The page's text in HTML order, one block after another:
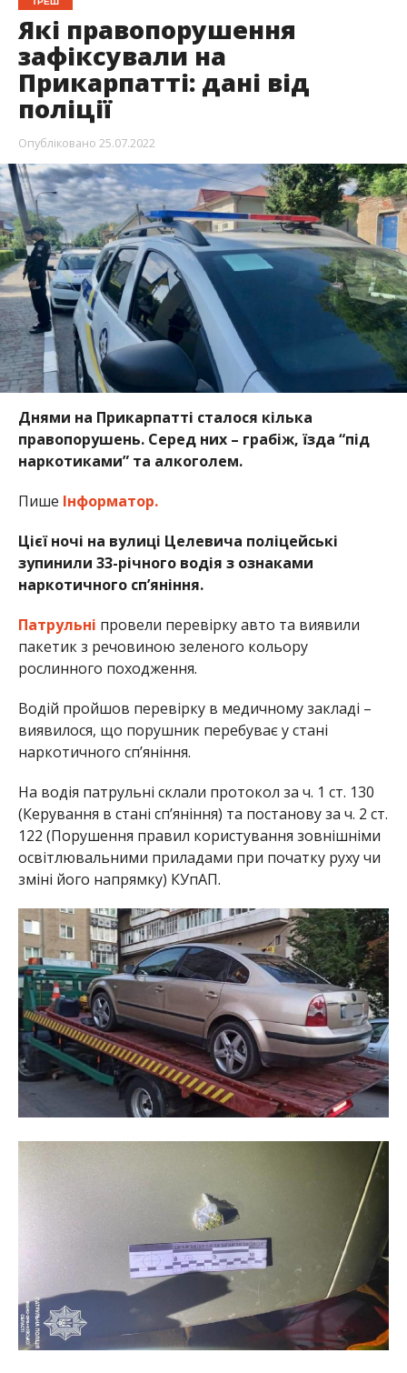
Які правопорушення
зафіксували на
Прикарпатті: дані від
поліції
Опубліковано 25.07.2022
Днями на Прикарпатті сталося кілька
правопорушень. Серед них – грабіж, їзда “під
наркотиками” та алкоголем.
Пише Інформатор.
Цієї ночі на вулиці Целевича поліцейські
зупинили 33-річного водія з ознаками
наркотичного сп’яніння.
Патрульні провели перевірку авто та виявили
пакетик з речовиною зеленого кольору
рослинного походження.
Водій пройшов перевірку в медичному закладі –
виявилося, що порушник перебуває у стані
наркотичного сп’яніння.
На водія патрульні склали протокол за ч. 1 ст. 130
(Керування в стані сп’яніння) та постанову за ч. 2 ст.
122 (Порушення правил користування зовнішніми
освітлювальними приладами при початку руху чи
зміні його напрямку) КУпАП.